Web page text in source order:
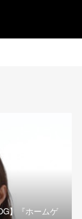
】『ホームゲ